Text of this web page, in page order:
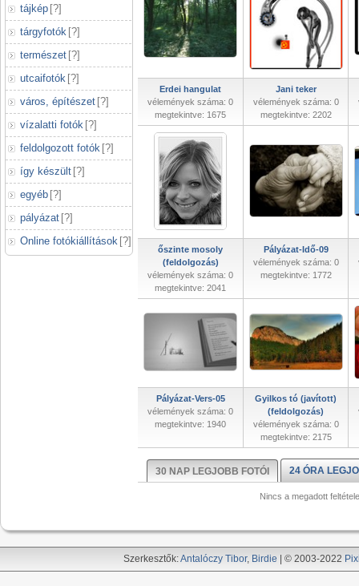
tájkép [?]
tárgyfotók [?]
természet [?]
utcaifotók [?]
város, építészet [?]
vízalatti fotók [?]
feldolgozott fotók [?]
így készült [?]
egyéb [?]
pályázat [?]
Online fotókiállítások [?]
Erdei hangulat
vélemények száma: 0
megtekintve: 1675
Jani teker
vélemények száma: 0
megtekintve: 2202
őszinte mosoly
(feldolgozás)
vélemények száma: 0
megtekintve: 2041
Pályázat-Idő-09
vélemények száma: 0
megtekintve: 1772
Pályázat-Vers-05
vélemények száma: 0
megtekintve: 1940
Gyilkos tó (javított)
(feldolgozás)
vélemények száma: 0
megtekintve: 2175
30 NAP LEGJOBB FOTÓI 24 ÓRA
Nincs a megadott
Szerkesztők:Antalóczy Tibor, Birdie | © 2003-2022